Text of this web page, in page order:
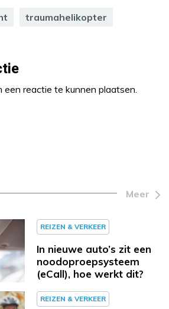
traumahelikopter
een reactie te kunnen plaatsen.
Meer
REIZEN & VERKEER
In nieuwe auto’s zit een
noodoproepsysteem
(eCall), hoe werkt dit?
REIZEN & VERKEER